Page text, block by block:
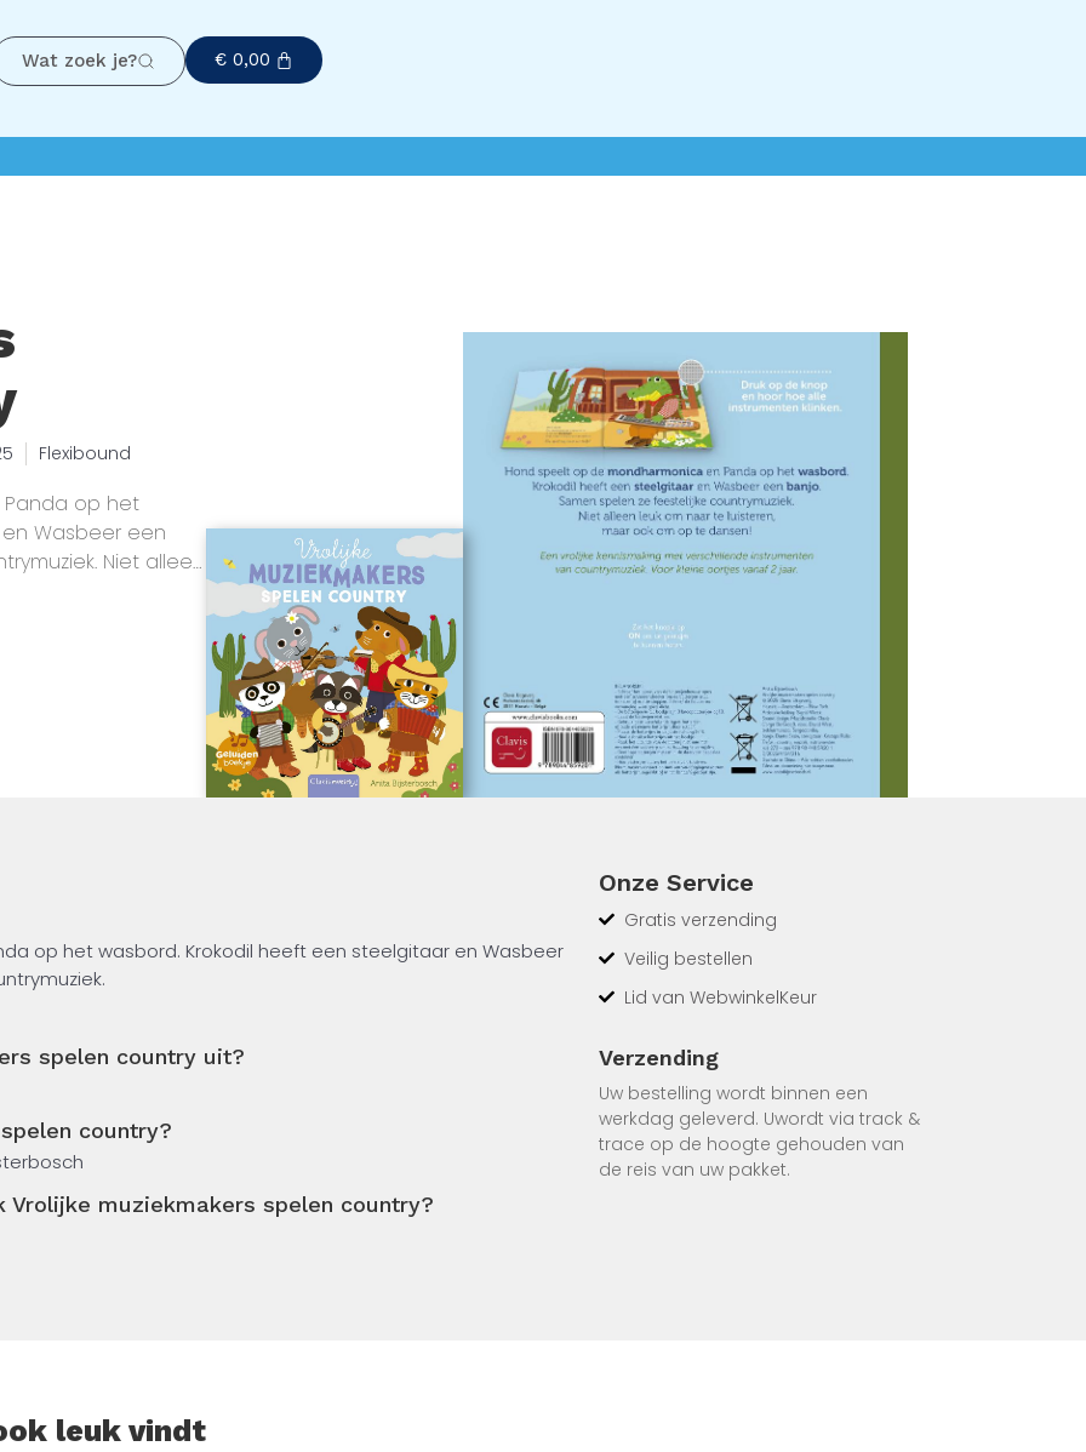
Wat zoek je? €0,00
Flexibound
op het
Wasbeer een
Niet alleen
van
jaar.
op het wasbord. Krokodil heeft een steelgitaar en Wasbeer
oortjes vanaf 2 jaar.
spelen country uit?
country?
muziekmakers spelen country?
Onze Service
Gratis verzending
Veilig bestellen
Lid van WebwinkelKeur
Verzending
Uw bestelling wordt binnen een
werkdag geleverd. Uwordt via track &
trace op de hoogte gehouden van
de reis van uw pakket.
leuk vindt